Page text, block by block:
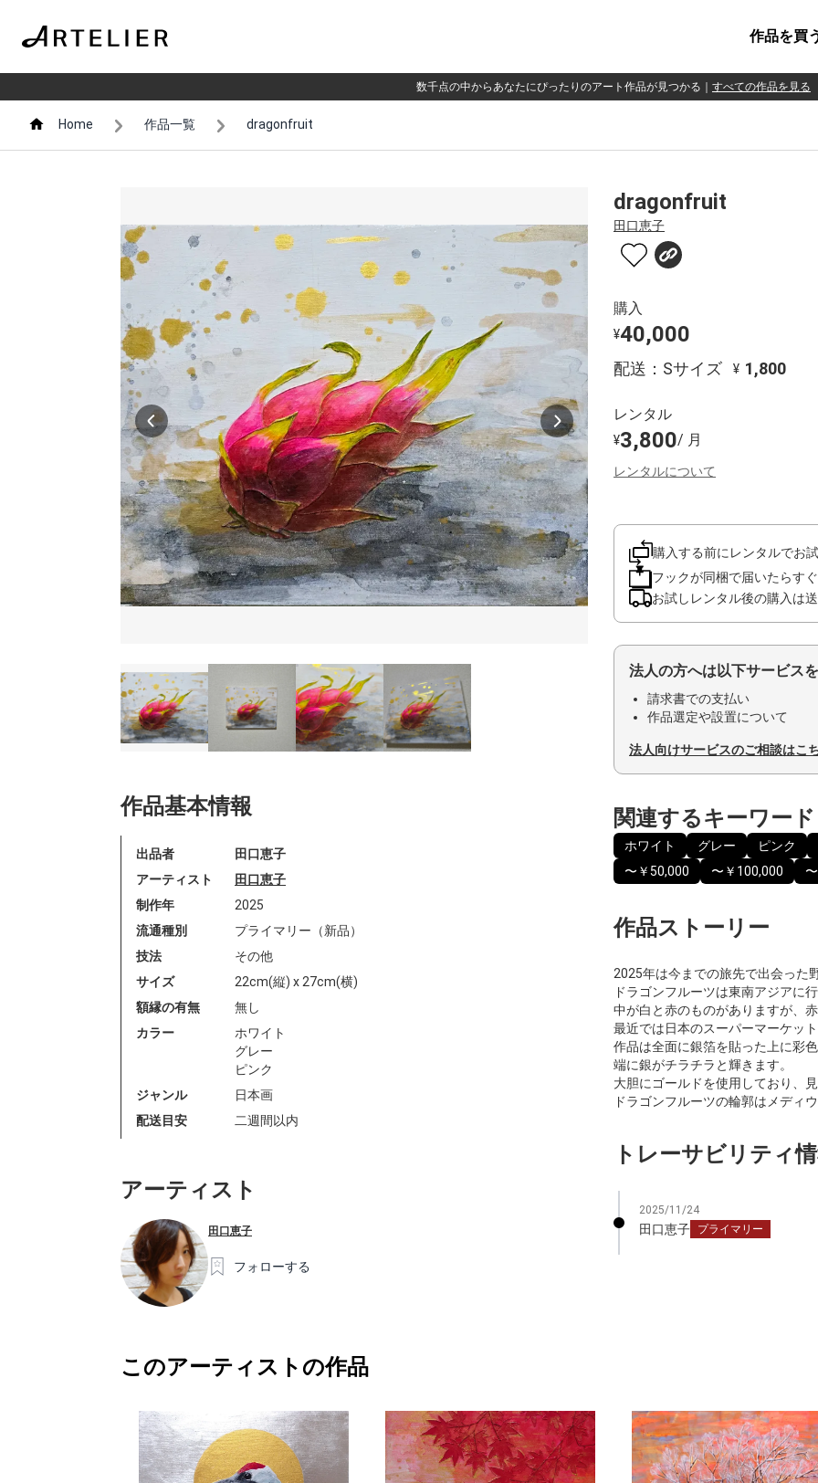
作品を買
数千点の中からあなたにぴったりのアート作品が見つかる すべての作品を見る
Home 作品一覧 dragonfruit
作品基本情報
出品者
田口恵子
アーティスト
田口恵子
制作年
2025
流通種別
プライマリー（新品）
技法
その他
サイズ
22cm(縦) x 27cm(横)
額縁の有無
無し
カラー
ホワイト
グレー
ピンク
ジャンル
日本画
配送目安
二週間以内
アーティスト
田口恵子
フォローする
dragonfruit
田口恵子
購入
¥40,000
配送：Sサイズ ¥ 1,800
レンタル
¥3,800/ 月
レンタルについて
購入する前にレンタルでお
フックが同梱で届いたらす
お試しレンタル後の購入は
法人の方へは以下サービス
請求書での支払い
作品選定や設置について
法人向けサービスのご相談はこ
関連するキーワード
ホワイト グレー
ピンク
〜￥50,000
〜￥100,000
作品ストーリー
2025年は今までの旅先で出会った
ドラゴンフルーツは東南アジアに
中が白と赤のものがありますが、
最近では日本のスーパーマーケッ
作品は全面に銀箔を貼った上に彩
端に銀がチラチラと輝きます。
大胆にゴールドを使用しており、
ドラゴンフルーツの輪郭はメディ
トレーサビリティ
2025/11/24
田口恵子 プライマリー
このアーティストの作品